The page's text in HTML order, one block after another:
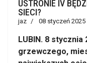
USTRONIE IV
SIECI?
jaz 08 styczeń 2025
LUBIN. 8
grzewczego,